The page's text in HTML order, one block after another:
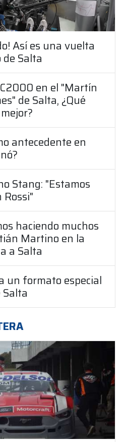
Así es una vuelta
Salta
en el "Martín
de Salta, ¿Qué
antecedente en
Stang: "Estamos
haciendo muchos
Martino en la
a Salta
un formato especial